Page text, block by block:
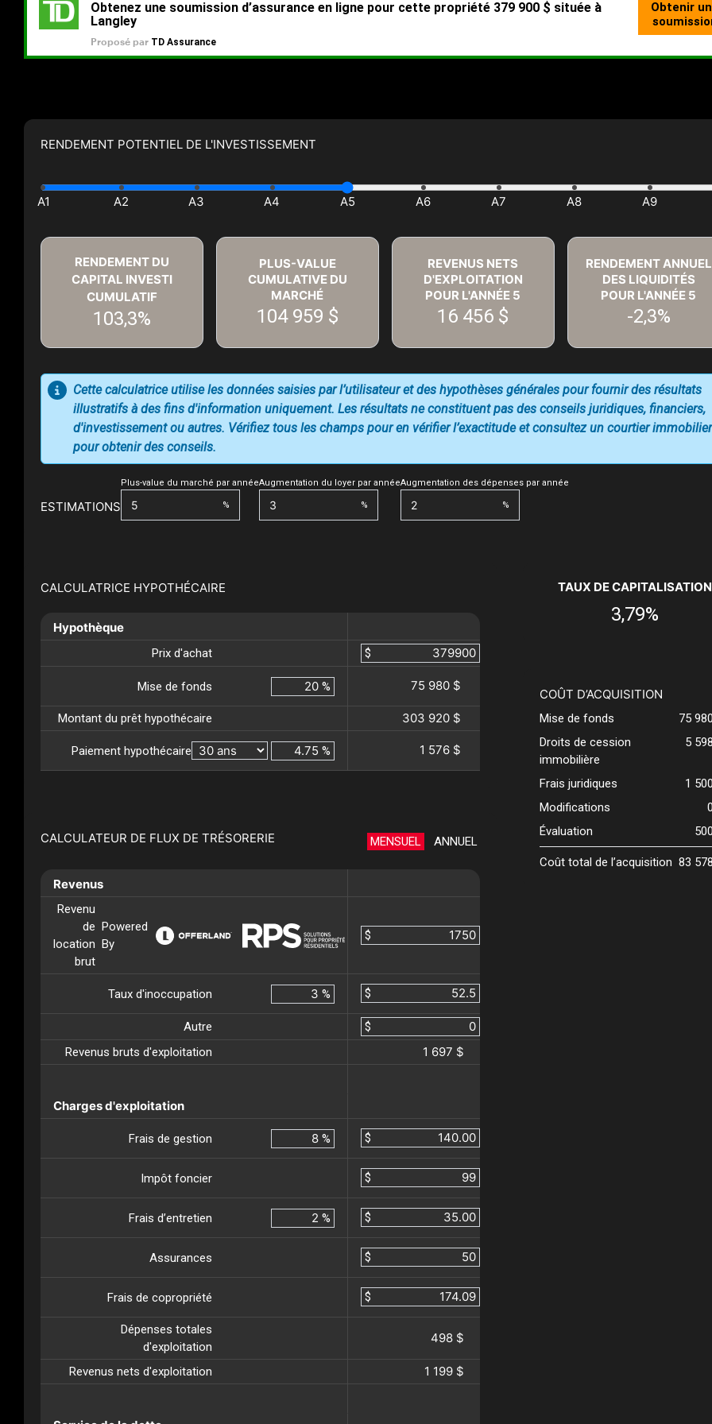
RENDEMENT POTENTIEL DE L'INVESTISSEMENT
RENDEMENT DU
CAPITAL INVESTI
CUMULATIF
103,3%
PLUS-VALUE
CUMULATIVE DU
MARCHÉ
104 959 $
REVENUS NETS
D'EXPLOITATION
POUR L'ANNÉE 5
16 456 $
RENDEMENT ANNUEL
DES LIQUIDITÉS
POUR L'ANNÉE 5
-2,3%
ESTIMATIONS
Plus-value du marché par année
%
Augmentation du loyer par année
%
Augmentation des dépenses par année
%
Cette calculatrice utilise les données saisies par l’utilisateur et des hypothèses générales pour fournir des résultats
illustratifs à des fins d'information uniquement. Les résultats ne constituent pas des conseils juridiques, financiers,
d'investissement ou autres. Vérifiez tous les champs pour en vérifier l’exactitude et consultez un courtier immobilier
pour obtenir des conseils.
CALCULATRICE HYPOTHÉCAIRE
Hypothèque
Prix d'achat $
Mise de fonds % 75 980 $
Montant du prêt hypothécaire 303 920 $
Paiement hypothécaire % 1 576 $
CALCULATEUR DE FLUX DE TRÉSORERIE MENSUEL ANNUEL
Revenus
Revenu
de
location
brut
Powered
By
$
Taux d'inoccupation % $
Autre
$
Revenus bruts d'exploitation
1 697 $
Charges d'exploitation
Frais de gestion % $
Impôt foncier $
Frais d’entretien % $
Assurances $
Frais de copropriété $
Dépenses totales
d'exploitation
498 $
Revenus nets d'exploitation 1 199 $
TAUX DE CAPITALISATION
3,79%
COÛT D’ACQUISITION
Mise de fonds
75
Droits de cession
immobilière
5
Frais juridiques
1
Modifications
Évaluation
Coût total de l’acquisition 83